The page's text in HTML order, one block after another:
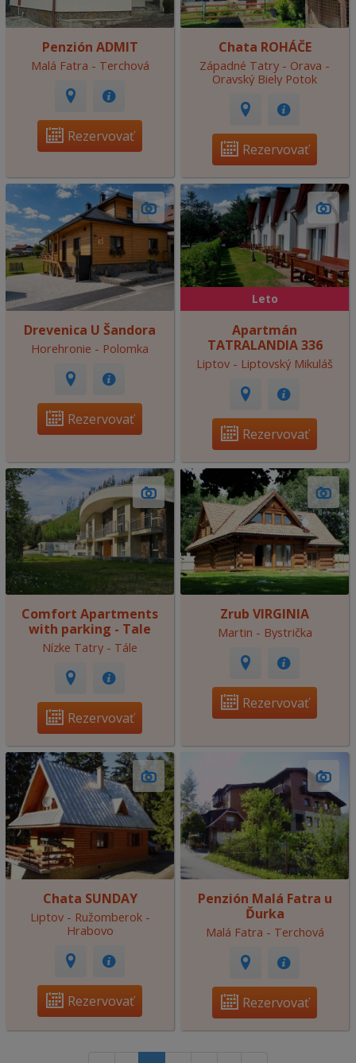
Penzión ADMIT
Malá Fatra - Terchová
Rezervovať
Chata ROHÁČE
Západné Tatry - Orava -
Oravský Biely Potok
Rezervovať
Drevenica U Šandora
Horehronie - Polomka
Rezervovať
Leto
Apartmán
TATRALANDIA 336
Liptov - Liptovský Mikuláš
Rezervovať
Comfort Apartments
with parking - Tale
Nízke Tatry - Tále
Rezervovať
Zrub VIRGINIA
Martin - Bystrička
Rezervovať
Chata SUNDAY
Liptov - Ružomberok -
Hrabovo
Rezervovať
Penzión Malá Fatra u
Ďurka
Malá Fatra - Terchová
Rezervovať